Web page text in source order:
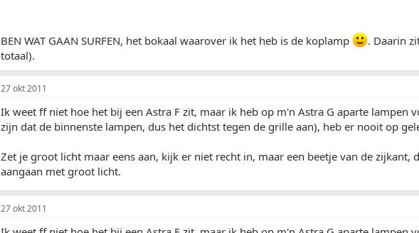
BEN WAT GAAN SURFEN, het bokaal waarover ik het heb is de koplamp
. Daarin
totaal).
27 okt 2011
Ik weet ff niet hoe het bij een Astra F zit, maar ik heb op m'n Astra G aparte lampen
zijn dat de binnenste lampen, dus het dichtst tegen de grille aan), heb er nooit op
Zet je groot licht maar eens aan, kijk er niet recht in, maar een beetje van de zijkant,
aangaan met groot licht.
27 okt 2011